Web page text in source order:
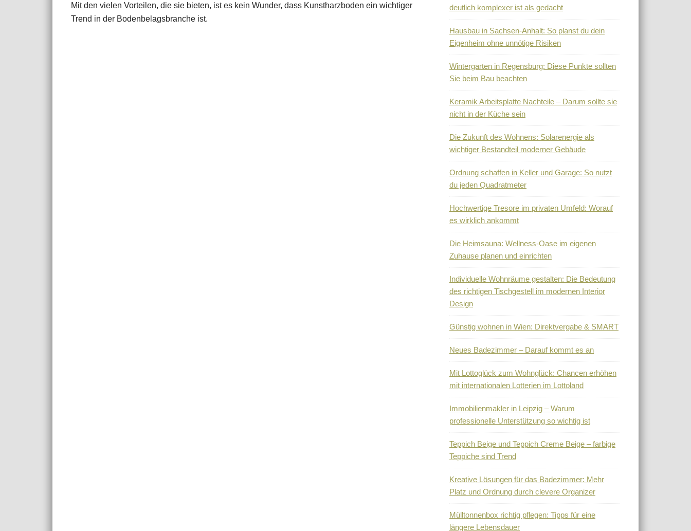
Mit den vielen Vorteilen, die sie bieten, ist es kein Wunder, dass Kunstharzboden ein wichtiger
Trend in der Bodenbelagsbranche ist.
deutlich komplexer ist als gedacht
Hausbau in Sachsen-Anhalt: So planst du dein
Eigenheim ohne unnötige Risiken
Wintergarten in Regensburg: Diese Punkte sollten
Sie beim Bau beachten
Keramik Arbeitsplatte Nachteile – Darum sollte sie
nicht in der Küche sein
Die Zukunft des Wohnens: Solarenergie als
wichtiger Bestandteil moderner Gebäude
Ordnung schaffen in Keller und Garage: So nutzt
du jeden Quadratmeter
Hochwertige Tresore im privaten Umfeld: Worauf
es wirklich ankommt
Die Heimsauna: Wellness-Oase im eigenen
Zuhause planen und einrichten
Individuelle Wohnräume gestalten: Die Bedeutung
des richtigen Tischgestell im modernen Interior
Design
Günstig wohnen in Wien: Direktvergabe & SMART
Neues Badezimmer – Darauf kommt es an
Mit Lottoglück zum Wohnglück: Chancen erhöhen
mit internationalen Lotterien im Lottoland
Immobilienmakler in Leipzig – Warum
professionelle Unterstützung so wichtig ist
Teppich Beige und Teppich Creme Beige – farbige
Teppiche sind Trend
Kreative Lösungen für das Badezimmer: Mehr
Platz und Ordnung durch clevere Organizer
Mülltonnenbox richtig pflegen: Tipps für eine
längere Lebensdauer